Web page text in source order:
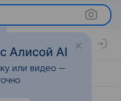
Алисой AI
или видео —